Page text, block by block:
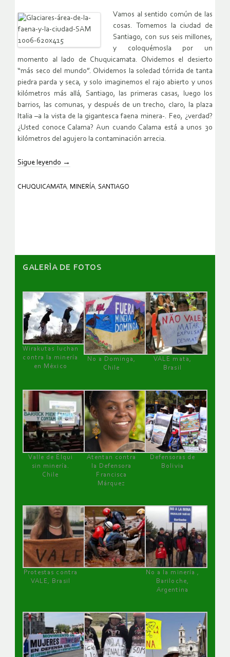
Vamos al sentido común de las
cosas. Tomemos la ciudad de
Santiago, con sus seis millones,
y coloquémosla por un
momento al lado de Chuquicamata. Olvidemos el desierto
“más seco del mundo”. Olvidemos la soledad tórrida de tanta
piedra parda y seca, y solo imaginemos el rajo abierto y unos
kilómetros más allá, Santiago, las primeras casas, luego los
barrios, las comunas, y después de un trecho, claro, la plaza
Italia –a la vista de la gigantesca faena minera-. Feo, ¿verdad?
¿Usted conoce Calama? Aun cuando Calama está a unos 30
kilómetros del agujero la contaminación arrecia.
Sigue leyendo →
CHUQUICAMATA, MINERÍA, SANTIAGO
GALERÌA DE FOTOS
Wirakutas luchan
contra la minería
en México
No a Dominga,
Chile
VALE mata,
Brasil
Valle de Elqui
sin minería.
Chile
Atentan contra
la Defensora
Francisca
Márquez
Defensoras de
Bolivia
Protestas contra
VALE, Brasil
No a la minería ,
Bariloche,
Argentina